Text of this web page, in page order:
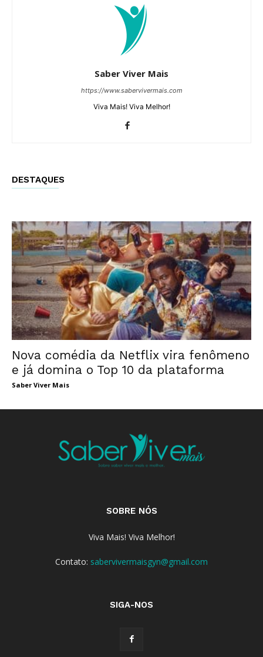
Saber Viver Mais
https://www.sabervivermais.com
Viva Mais! Viva Melhor!
DESTAQUES
Nova comédia da Netflix vira fenômeno
e já domina o Top 10 da plataforma
Saber Viver Mais
SOBRE NÓS
Viva Mais! Viva Melhor!
Contato: sabervivermaisgyn@gmail.com
SIGA-NOS